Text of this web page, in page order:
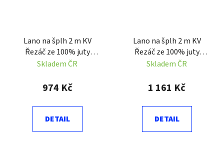
Lano na šplh 2 m KV
Řezáč ze 100% juty
průměr 25 mm
Skladem ČR
974 Kč
DETAIL
Lano na šplh 2 m KV
Řezáč ze 100% juty
průměr 35 mm
Skladem ČR
1 161 Kč
DETAIL